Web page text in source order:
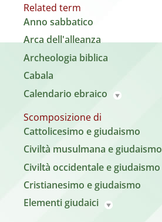
Related term
Anno sabbatico
Arca dell'alleanza
Archeologia biblica
Cabala
Calendario ebraico
Scomposizione di
Cattolicesimo e giudaismo
Civiltà musulmana e giudaismo
Civiltà occidentale e giudaismo
Cristianesimo e giudaismo
Elementi giudaici